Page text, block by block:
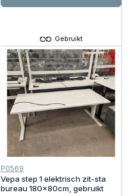
Gebruikt
P0569
Vepa step 1 elektrisch zit-sta
bureau 180x80cm, gebruikt